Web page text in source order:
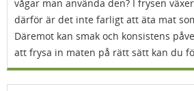
vågar man använda den? I frysen
därför är det inte farligt att äta mat
Däremot kan smak och konsistens
att frysa in maten på rätt sätt kan du